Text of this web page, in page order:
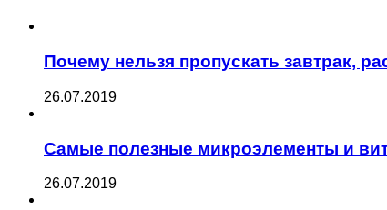
Почему нельзя пропускать завтрак,
26.07.2019
Самые полезные микроэлементы и
26.07.2019